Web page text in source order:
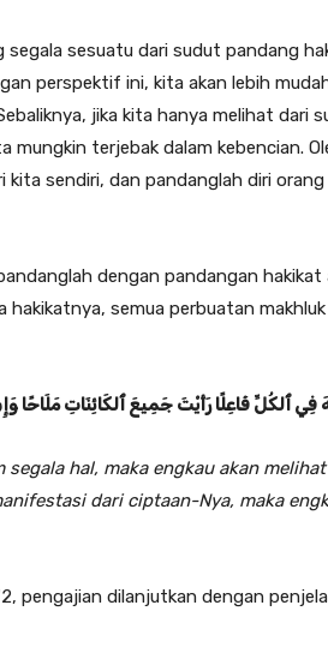
sesuatu dari sudut pandang
perspektif ini, kita akan lebih
jika kita hanya melihat dari
terjebak dalam kebencian.
sendiri, dan pandanglah diri
dengan pandangan hakikat
semua perbuatan
فِي ٱلكُلِّ فَاعِلًا رَأَيْتَ جَمِيعَ ٱلكَائِنَاتِ
hal, maka engkau akan
dari ciptaan-Nya, maka
pengajian dilanjutkan dengan